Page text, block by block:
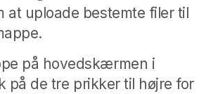
at uploade bestemte filer til
på hovedskærmen i
på de tre prikker til højre for